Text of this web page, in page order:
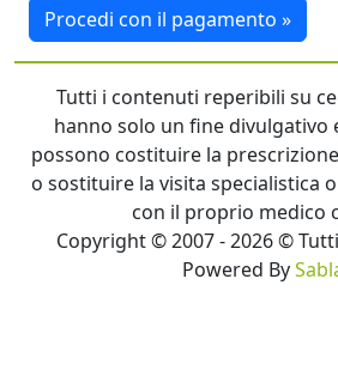
Procedi con il pagamento »
Tutti i contenuti reperibili su
hanno solo un fine divulgativo
possono costituire la
o sostituire la visita specialistica
con il proprio medico
Copyright © 2007 - 2026 ©
Powered By